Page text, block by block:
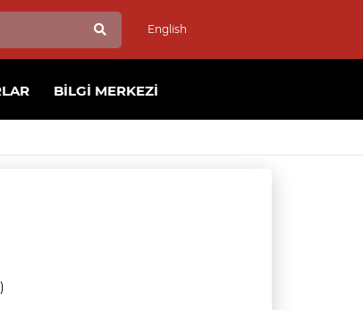
English
BILGI MERKEZI